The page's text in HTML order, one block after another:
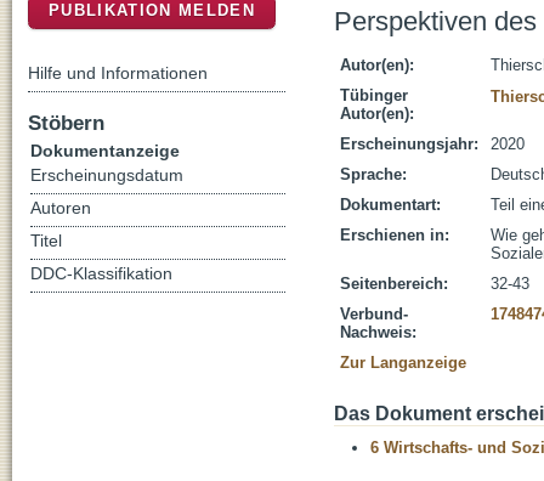
Perspektiven
Autor(en):
Tübinger
Autor(en):
Erscheinungsjahr:
2020
Sprache:
Dokumentart:
Teil
Erschienen in:
Wie
Seitenbereich:
32-43
Verbund-
Nachweis:
Zur Langanzeige
Das Dokument
6 Wirtschafts- und
PUBLIKATION MELDEN
Hilfe und Informationen
Stöbern
Dokumentanzeige
Erscheinungsdatum
Autoren
Titel
DDC-Klassifikation